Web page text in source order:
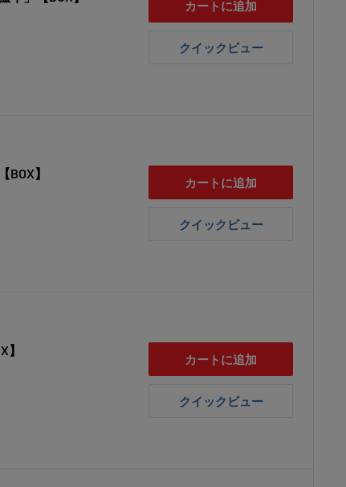
カートに追加
クイックビュー
】
カートに追加
クイックビュー
カートに追加
クイックビュー